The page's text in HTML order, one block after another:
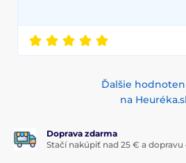
Ďalšie
na
Doprava zdarma
Stačí nakúpiť nad 25 € a